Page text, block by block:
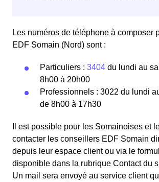
Les numéros de téléphone à composer
EDF Somain (Nord) sont :
Particuliers : 3404 du lundi au
8h00 à 20h00
Professionnels : 3022 du lundi
de 8h00 à 17h30
Il est possible pour les Somainoises et
contacter les conseillers EDF Somain
depuis leur espace client ou via le
disponible dans la rubrique Contact du
Un mail sera envoyé au service client